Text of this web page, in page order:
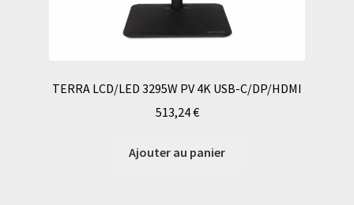
TERRA LCD/LED 3295W PV 4K USB-C/DP/HDMI
513,24€
Ajouter au panier